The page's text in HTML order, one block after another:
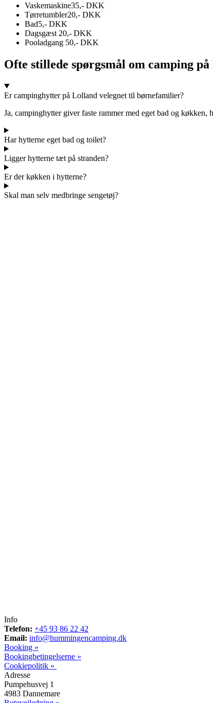
Vaskemaskine35,- DKK
Tørretumbler20,- DKK
Bad5,- DKK
Dagsgæst 20,- DKK
Pooladgang 50,- DKK
Ofte stillede spørgsmål om camping
Er campinghytter på Lolland velegnet til børnefamilier?
Ja, campinghytter giver faste rammer med eget bad og
Har hytterne eget bad og toilet?
Ligger hytterne tæt på stranden?
Er der køkken i hytterne?
Skal man selv medbringe sengetøj?
Info
Telefon: +45 93 86 22 42
Email: info@hummingencamping.dk
Booking »
Bookingbetingelserne »
Cookiepolitik »
Adresse
Pumpehusvej 1
4983 Dannemare